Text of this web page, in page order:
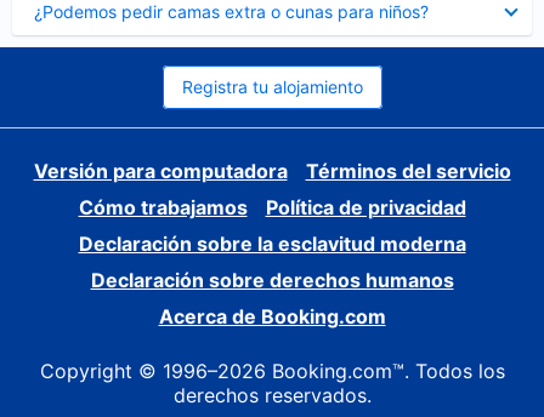
¿Podemos pedir camas extra o cunas para niños?
cerrado
Registra tu alojamiento
Versión para computadora
Términos del servicio
Cómo trabajamos
Política de privacidad
Declaración sobre la esclavitud moderna
Declaración sobre derechos humanos
Acerca de Booking.com
Copyright © 1996–2026 Booking.com™. Todos los
derechos reservados.